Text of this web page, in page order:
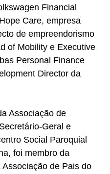
Financial
Care, empresa
de empreendorismo
of Mobility e Executive
Personal Finance
Director da
Associação de
Geral e
Social Paroquial
foi membro da
de Pais do